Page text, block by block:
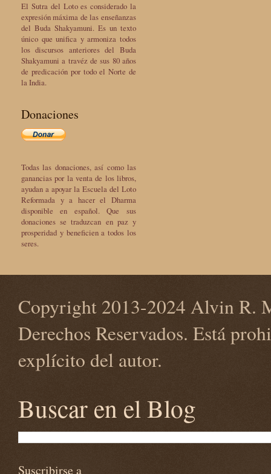
El Sutra del Loto es considerado la
expresión máxima de las enseñanzas
del Buda Shakyamuni. Es un texto
único que unifica y armoniza todos
los discursos anteriores del Buda
Shakyamuni a travéz de sus 80 años
de predicación por todo el Norte de
la India.
Donaciones
Todas las donaciones, así como las
ganancias por la venta de los libros,
ayudan a apoyar la Escuela del Loto
Reformada y a hacer el Dharma
disponible en español. Que sus
donaciones se traduzcan en paz y
prosperidad y beneficien a todos los
seres.
Copyright 2013-2024 Alvin R.
Derechos Reservados. Está
explícito del autor.
Buscar en el Blog
Suscribirse a